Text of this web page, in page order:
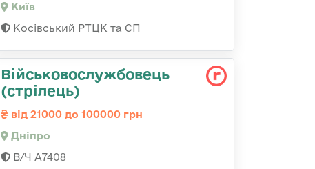
Київ
Косівський РТЦК та СП
Військовослужбовець
(стрілець)
від 21000 до 100000 грн
Дніпро
В/Ч А7408